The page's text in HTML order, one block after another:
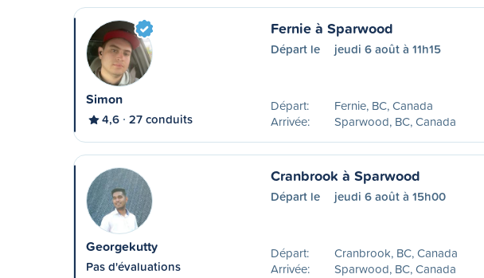
Simon
4,6 27 conduits
Fernie à Sparwood
Départ le jeudi 6 août à 11h15
Départ:
Fernie, BC, Canada
Arrivée:
Sparwood, BC, Canada
Georgekutty
Pas d'évaluations
Cranbrook à Sparwood
Départ le jeudi 6 août à 15h00
Départ:
Cranbrook, BC, Canada
Arrivée:
Sparwood, BC, Canada